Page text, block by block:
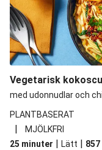
Vegetarisk
med udonnudlar och
PLANTBASERAT
|
MJÖLKFRI
25 minuter | Lätt | 857